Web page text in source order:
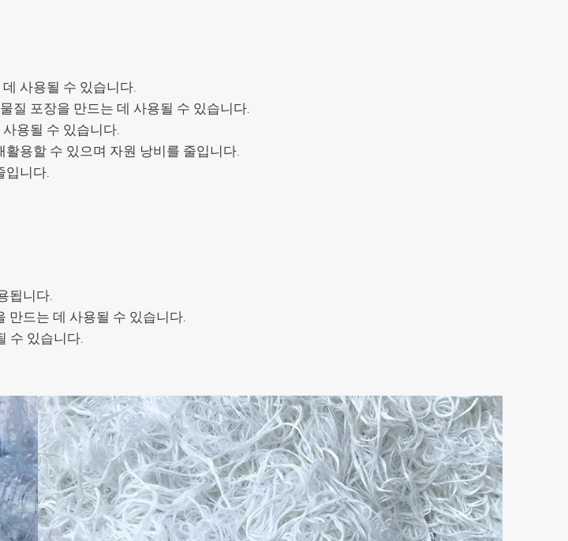
사용될 수 있습니다.
질 포장을 만드는 데 사용될 수 있습니다.
용될 수 있습니다.
용할 수 있으며 자원 낭비를 줄입니다.
입니다.
됩니다.
만드는 데 사용될 수 있습니다.
수 있습니다.